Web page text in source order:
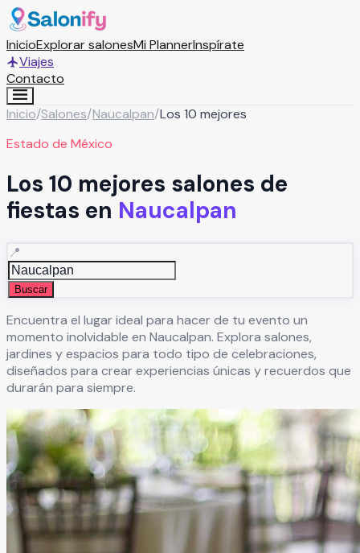
InicioExplorar salonesMi PlannerInspírate
Viajes
Contacto
Inicio/Salones/Naucalpan/Los 10 mejores
Estado de México
Los 10 mejores salones de
fiestas en Naucalpan
📍
Buscar
Encuentra el lugar ideal para hacer de tu evento un
momento inolvidable en Naucalpan. Explora salones,
jardines y espacios para todo tipo de celebraciones,
diseñados para crear experiencias únicas y recuerdos que
durarán para siempre.